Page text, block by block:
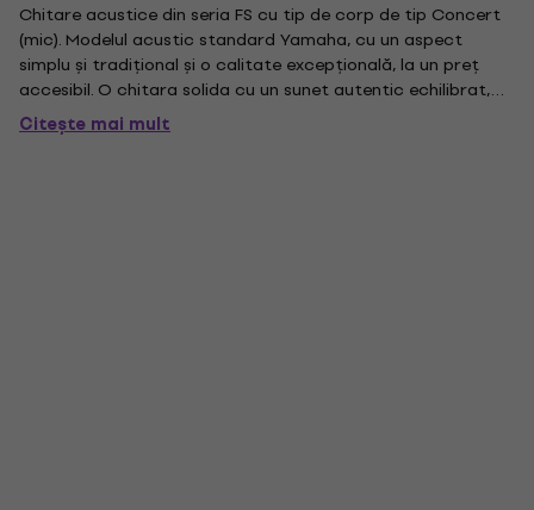
Chitare acustice din seria FS cu tip de corp de tip Concert
(mic). Modelul acustic standard Yamaha, cu un aspect
simplu și tradițional și o calitate excepțională, la un preț
accesibil. O chitara solida cu un sunet autentic echilibrat,
fara a-si sacrifica forta robusta, datorita noului design
dezvoltat. Se poate recomanda cu încredere tuturor...
Citește mai mult